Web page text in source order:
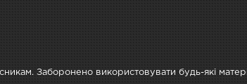
Заборонено використовувати будь-які